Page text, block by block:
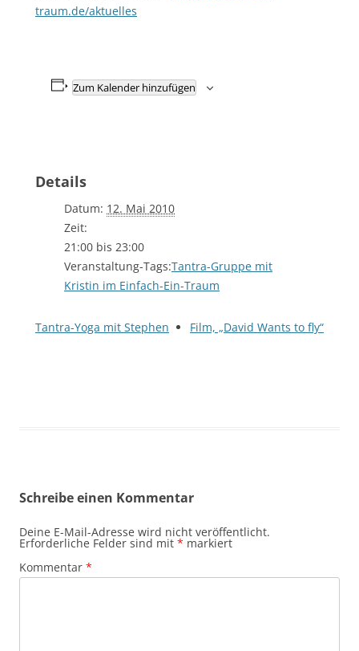
traum.de/aktuelles
Zum Kalender hinzufügen
Details
Datum: 12. Mai 2010
Zeit:
21:00 bis 23:00
Veranstaltung-Tags:Tantra-Gruppe mit
Kristin im Einfach-Ein-Traum
Tantra-Yoga mit Stephen Film, „David Wants to fly“
Schreibe einen Kommentar
Deine E-Mail-Adresse wird nicht veröffentlicht.
Erforderliche Felder sind mit * markiert
Kommentar *